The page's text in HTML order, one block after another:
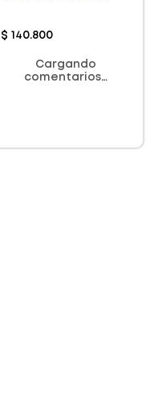
$ 140.800
Cargando
comentarios…